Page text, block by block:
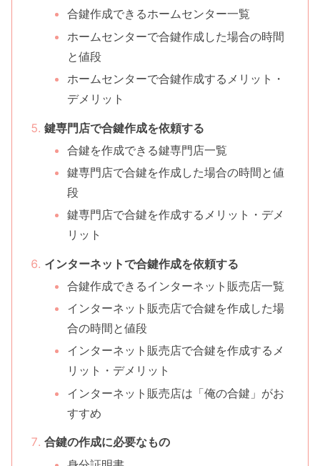
合鍵作成できるホームセンター一覧
ホームセンターで合鍵作成した場合の時間
と値段
ホームセンターで合鍵作成するメリット・
デメリット
鍵専門店で合鍵作成を依頼する
合鍵を作成できる鍵専門店一覧
鍵専門店で合鍵を作成した場合の時間と値
段
鍵専門店で合鍵を作成するメリット・デメ
リット
インターネットで合鍵作成を依頼する
合鍵作成できるインターネット販売店一覧
インターネット販売店で合鍵を作成した場
合の時間と値段
インターネット販売店で合鍵を作成するメ
リット・デメリット
インターネット販売店は「俺の合鍵」がお
すすめ
合鍵の作成に必要なもの